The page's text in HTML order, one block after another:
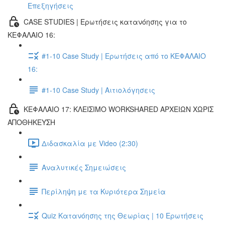
Επεξηγήσεις
CASE STUDIES | Ερωτήσεις κατανόησης για το
ΚΕΦΑΛΑΙΟ 16:
#1-10 Case Study | Ερωτήσεις από το ΚΕΦΑΛΑΙΟ
16:
#1-10 Case Study | Αιτιολόγησεις
ΚΕΦΑΛΑΙΟ 17: ΚΛΕΙΣΙΜΟ WORKSHARED ΑΡΧΕΙΩΝ ΧΩΡΙΣ
ΑΠΟΘΗΚΕΥΣΗ
Διδασκαλία με Video (2:30)
Αναλυτικές Σημειώσεις
Περίληψη με τα Κυριότερα Σημεία
Quiz Κατανόησης της Θεωρίας | 10 Ερωτήσεις